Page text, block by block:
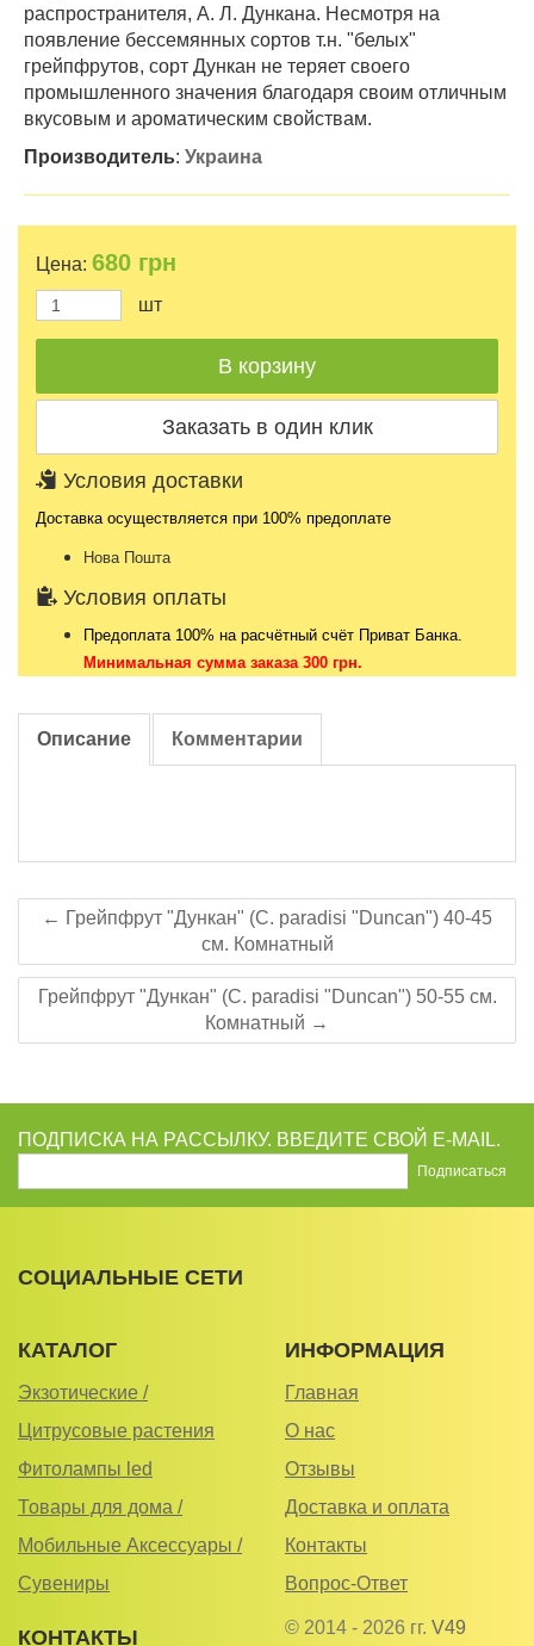
распространителя, А. Л. Дункана. Несмотря на
появление бессемянных сортов т.н. "белых"
грейпфрутов, сорт Дункан не теряет своего
промышленного значения благодаря своим отличным
вкусовым и ароматическим свойствам.
Производитель: Украина
Цена: 680 грн
шт
Условия доставки
Доставка осуществляется при 100% предоплате
Нова Пошта
Условия оплаты
Предоплата 100% на расчётный счёт Приват Банка.
Минимальная сумма заказа 300 грн.
Описание Комментарии
← Грейпфрут "Дункан" (C. paradisi "Duncan") 40-45
см. Комнатный
Грейпфрут "Дункан" (C. paradisi "Duncan") 50-55 см.
Комнатный →
ПОДПИСКА НА РАССЫЛКУ. ВВЕДИТЕ СВОЙ E-MAIL.
СОЦИАЛЬНЫЕ СЕТИ
КАТАЛОГ
Экзотические /
Цитрусовые растения
Фитолампы led
Товары для дома /
Мобильные Аксессуары /
Сувениры
ИНФОРМАЦИЯ
Главная
О нас
Отзывы
Доставка и оплата
Контакты
Вопрос-Ответ
КОНТАКТЫ © 2014 - 2026 гг. V49